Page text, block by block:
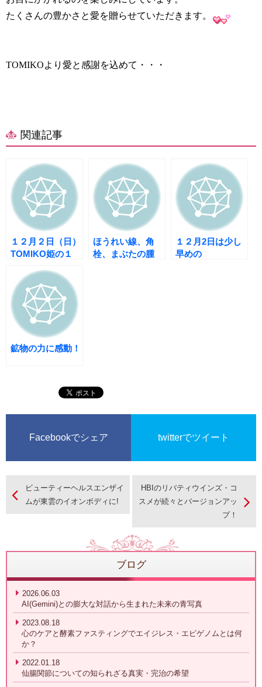
たくさんの豊かさと愛を贈らせていただきます。
TOMIKOより愛と感謝を込めて・・・
関連記事
１２月２日（日）
TOMIKO姫の１
ミナー「おうちで
エステ」
ほうれい線、角
栓、まぶたの腫
１２月2日は少し
早めの
鉱物の力に感動！
Facebookでシェア twitterでツイート
ビューティーヘルスエンザイ
ムが東雲のイオンボディに!
HBIのリバティウインズ・コ
スメが続々とバージョンアッ
プ！
ブログ
2026.06.03
AI(Gemini)との膨大な対話から生まれた未来の青写真
2023.08.18
心のケアと酵素ファスティングでエイジレス・エピゲノムとは何
か？
2022.01.18
仙腸関節についての知られざる真実・完治の希望